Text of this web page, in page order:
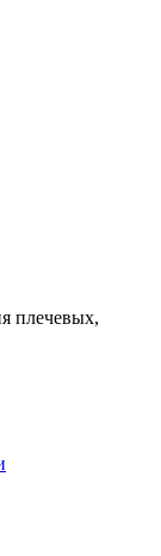
плечевых,